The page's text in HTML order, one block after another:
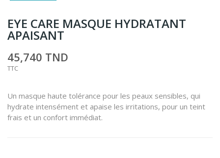
EYE CARE MASQUE HYDRATANT
APAISANT
45,740 TND
TTC
Un masque haute tolérance pour les peaux sensibles, qui
hydrate intensément et apaise les irritations, pour un teint
frais et un confort immédiat.